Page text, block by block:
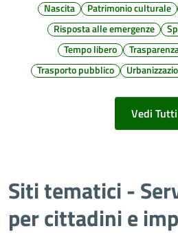
Nascita
Patrimonio culturale
Risposta alle emergenze
Tempo libero
Trasporto pubblico
Vedi Tutti
Siti tematici -
per cittadini e